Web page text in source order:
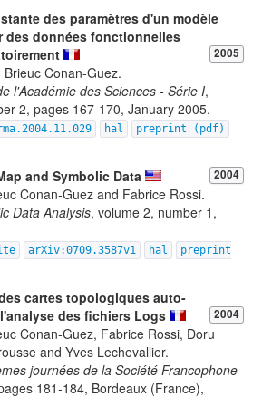
des paramètres d'un modèle
des données fonctionnelles
2005
Conan-Guez.
l'Académie des Sciences - Série I,
2, pages 167-170, January 2005.
hal
preprint (pdf)
and Symbolic Data 2004
Conan-Guez and Fabrice Rossi.
Data Analysis, volume 2, number 1,
arXiv:0709.3587v1 hal
preprint
cartes topologiques auto-
des fichiers Logs
2004
Conan-Guez, Fabrice Rossi, Doru
and Yves Lechevallier.
journées de la Société Francophone
181-184, Bordeaux (France),